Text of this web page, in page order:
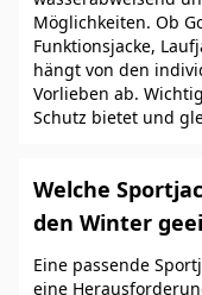
Möglichkeiten. Ob
Funktionsjacke,
hängt von den
Vorlieben ab.
Schutz bietet und
Welche
den Winter
Eine passende
eine